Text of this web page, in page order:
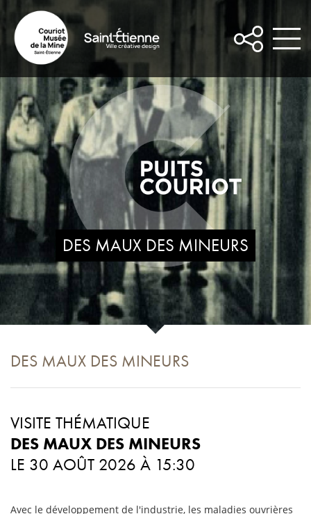
DES MAUX DES MINEURS
Puits
Couriot
Parc-
musée
mine
Saint
Etienne
DES MAUX DES MINEURS
VISITE THÉMATIQUE
DES MAUX DES MINEURS
LE 30 AOÛT 2026 À 15:30
Avec le développement de l'industrie, les maladies ouvrières